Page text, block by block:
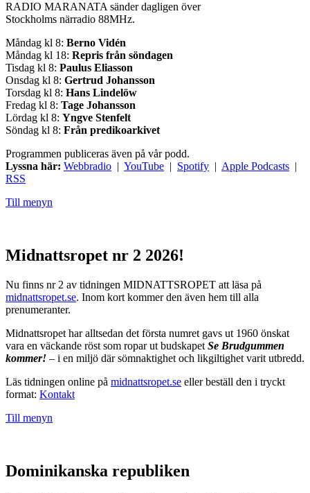
RADIO MARANATA sänder dagligen över
Stockholms närradio 88MHz.
Måndag kl 8: Berno Vidén
Måndag kl 18: Repris från söndagen
Tisdag kl 8: Paulus Eliasson
Onsdag kl 8: Gertrud Johansson
Torsdag kl 8: Hans Lindelöw
Fredag kl 8: Tage Johansson
Lördag kl 8: Yngve Stenfelt
Söndag kl 8: Från predikoarkivet
Programmen publiceras även på vår podd.
Lyssna här: Webbradio | YouTube | Spotify | Apple Podcasts |
RSS
Till menyn
Midnattsropet nr 2 2026!
Nu finns nr 2 av tidningen MIDNATTSROPET att läsa på
midnattsropet.se. Inom kort kommer den även hem till alla
prenumeranter.
Midnattsropet har alltsedan det första numret gavs ut 1960 önskat
vara en väckande röst som ropar ut budskapet Se Brudgummen
kommer! – i en miljö där sömnaktighet och likgiltighet varit utbredd.
Läs tidningen online på midnattsropet.se eller beställ den i tryckt
format: Kontakt
Till menyn
Dominikanska republiken